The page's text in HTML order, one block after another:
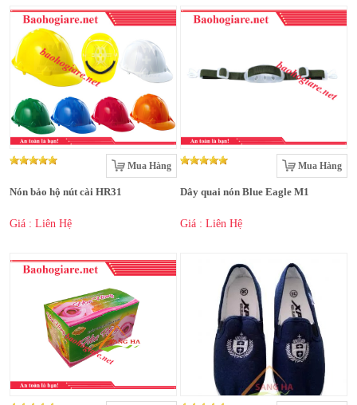
Mua Hàng
Nón bảo hộ nút cài HR31
Giá : Liên Hệ
Mua Hàng
Dây quai nón Blue Eagle M1
Giá : Liên Hệ